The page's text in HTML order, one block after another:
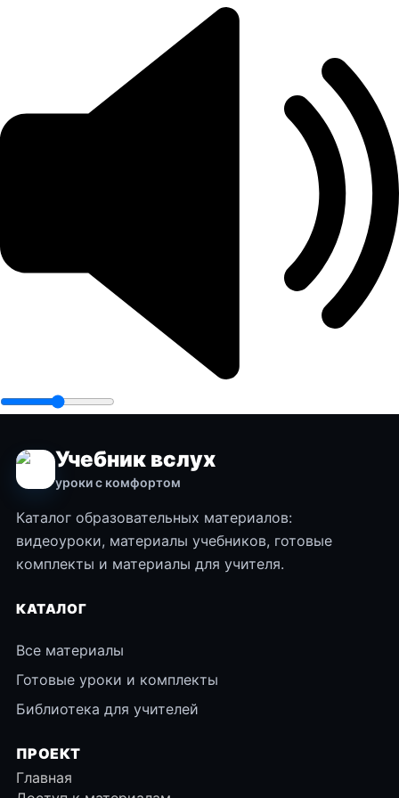
Учебник вслух
уроки с комфортом
Каталог образовательных материалов:
видеоуроки, материалы учебников, готовые
комплекты и материалы для учителя.
КАТАЛОГ
Все материалы
Готовые уроки и комплекты
Библиотека для учителей
ПРОЕКТ
Главная